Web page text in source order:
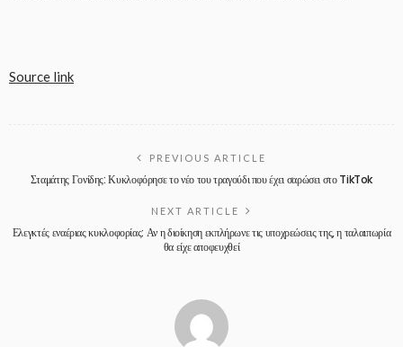
Source link
PREVIOUS ARTICLE
Σταμάτης Γονίδης: Κυκλοφόρησε το νέο του τραγούδι που έχει σαρώσει στο TikTok
NEXT ARTICLE
Ελεγκτές εναέριας κυκλοφορίας: Αν η διοίκηση εκπλήρωνε τις υποχρεώσεις της, η ταλαιπωρία
θα είχε αποφευχθεί